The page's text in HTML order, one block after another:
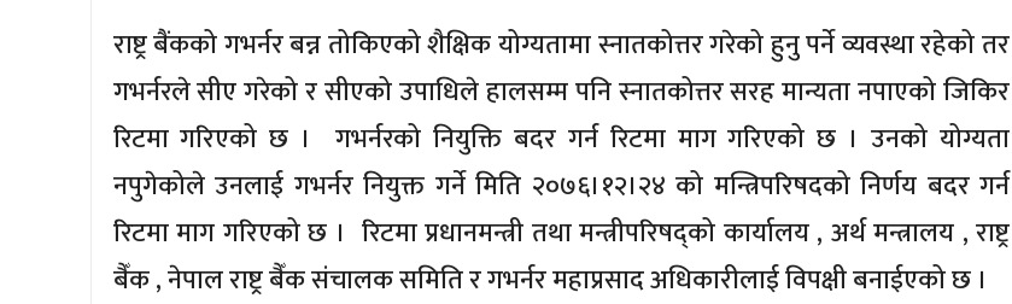
राष्ट्र बैंकको गभर्नर बन्न तोकिएको शैक्षिक योग्यतामा स्नातकोत्तर गरेको हुनु पर्ने व्यवस्था रहेको तर
गभर्नरले सीए गरेको र सीएको उपाधिले हालसम्म पनि स्नातकोत्तर सरह मान्यता नपाएको जिकिर
रिटमा गरिएको छ । गभर्नरको नियुक्ति बदर गर्न रिटमा माग गरिएको छ । उनको योग्यता
नपुगेकोले उनलाई गभर्नर नियुक्त गर्ने मिति २०७६।१२।२४ को मन्त्रिपरिषदको निर्णय बदर गर्न
रिटमा माग गरिएको छ । रिटमा प्रधानमन्त्री तथा मन्त्रीपरिषद्को कार्यालय , अर्थ मन्त्रालय , राष्ट्र
बैँक , नेपाल राष्ट्र बैँक संचालक समिति र गभर्नर महाप्रसाद अधिकारीलाई विपक्षी बनाईएको छ ।